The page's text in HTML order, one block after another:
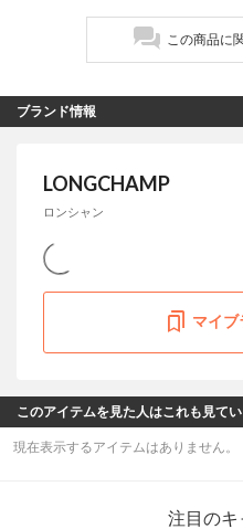
この商品に
ブランド情報
LONGCHAMP
ロンシャン
マイブ
このアイテムを見た人はこれも見て
現在表示するアイテムはありません。
注目のキ